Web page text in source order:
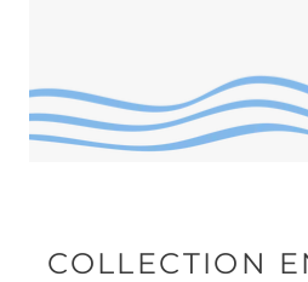
COLLECTION